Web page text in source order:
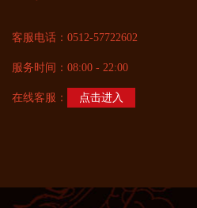
客服电话：0512-57722602
服务时间：08:00 - 22:00
在线客服： 点击进入